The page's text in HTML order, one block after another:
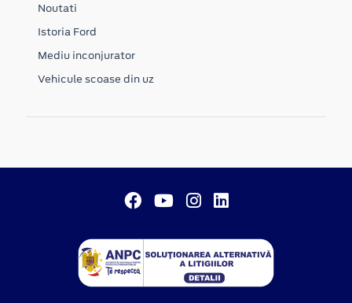
Noutati
Istoria Ford
Mediu inconjurator
Vehicule scoase din uz